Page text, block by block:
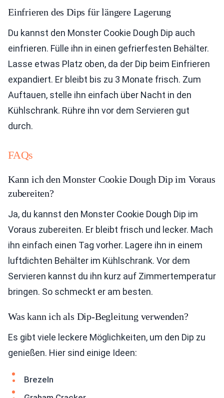
Einfrieren des Dips für längere Lagerung
Du kannst den Monster Cookie Dough Dip auch
einfrieren. Fülle ihn in einen gefrierfesten Behälter.
Lasse etwas Platz oben, da der Dip beim Einfrieren
expandiert. Er bleibt bis zu 3 Monate frisch. Zum
Auftauen, stelle ihn einfach über Nacht in den
Kühlschrank. Rühre ihn vor dem Servieren gut
durch.
FAQs
Kann ich den Monster Cookie Dough Dip im Voraus
zubereiten?
Ja, du kannst den Monster Cookie Dough Dip im
Voraus zubereiten. Er bleibt frisch und lecker. Mach
ihn einfach einen Tag vorher. Lagere ihn in einem
luftdichten Behälter im Kühlschrank. Vor dem
Servieren kannst du ihn kurz auf Zimmertemperatur
bringen. So schmeckt er am besten.
Was kann ich als Dip-Begleitung verwenden?
Es gibt viele leckere Möglichkeiten, um den Dip zu
genießen. Hier sind einige Ideen:
Brezeln